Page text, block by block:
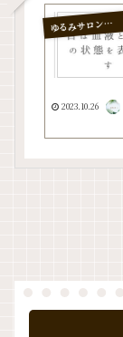
ゆるみサロン 悟空の手
2023.10.26